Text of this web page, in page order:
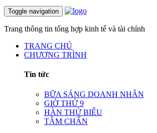
Toggle navigation
Trang thông tin tổng hợp kinh tế và tài chính
TRANG CHỦ
CHƯƠNG TRÌNH
Tin tức
BỮA SÁNG DOANH NHÂN
GIỜ THỨ 9
HÀN THỬ BIỂU
TÂM CHẤN